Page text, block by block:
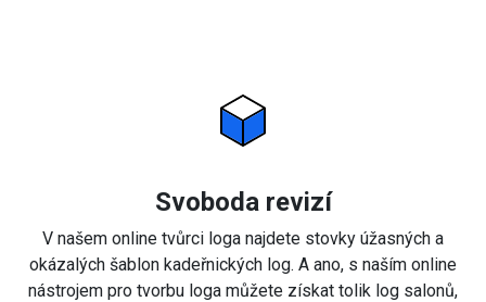
Svoboda revizí
V našem online tvůrci loga najdete stovky úžasných a
okázalých šablon kadeřnických log. A ano, s naším online
nástrojem pro tvorbu loga můžete získat tolik log salonů,